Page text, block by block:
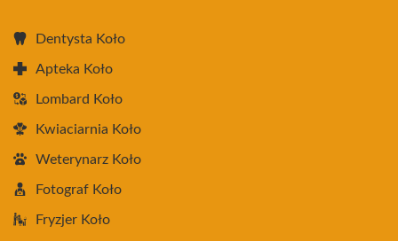
Dentysta Koło
Apteka Koło
Lombard Koło
Kwiaciarnia Koło
Weterynarz Koło
Fotograf Koło
Fryzjer Koło